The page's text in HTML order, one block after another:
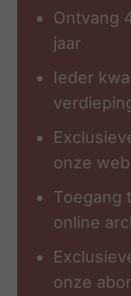
Ontvang
jaar
Ieder
onze
Toegang
online
onze